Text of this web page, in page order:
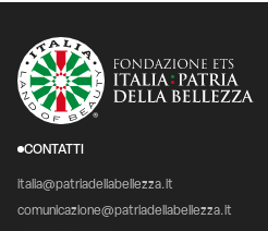
CONTATTI
italia@patriadellabellezza.it
comunicazione@patriadellabellezza.it